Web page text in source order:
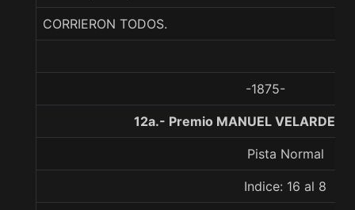
CORRIERON TODOS.
-1875-
12a.- Premio MANUEL VELARDE
Pista Normal
Indice: 16 al 8